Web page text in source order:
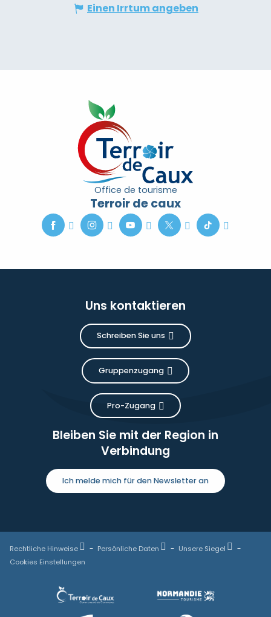
Einen Irrtum angeben
Office de tourisme
Terroir de caux
Uns kontaktieren
Schreiben Sie uns
Gruppenzugang
Pro-Zugang
Bleiben Sie mit der Region in
Verbindung
Ich melde mich für den Newsletter an
Rechtliche Hinweise Persönliche Daten
Unsere Siegel
Cookies Einstellungen